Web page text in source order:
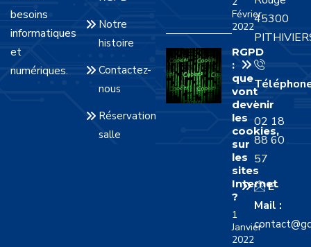
besoins
informatiques
et
numériques.
Notre
histoire
Contactez-
nous
Réservation
salle
Février
2022
RGPD
:
que
vont
devenir
les
cookies,
sur
les
sites
Internet
?
1
Janvier
2022
45300
:
02 18
88 60
57
E-
Mail :